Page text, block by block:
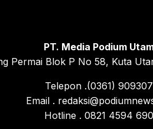
PT. Media Podium
Permai Blok P No 58, Kuta
Telepon .(0361)
Email .
Hotline . 0821 4594